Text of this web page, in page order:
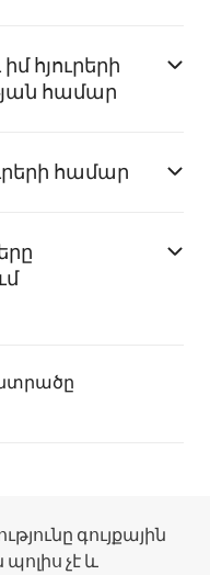
հյուրերի
համար
համար
գույքային
չէ և